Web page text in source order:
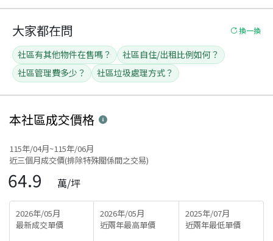
大家都在問 換一換
社區有其他物件在售嗎？
社區自住/出租比例如何？
社區管理費多少？
社區垃圾處理方式？
本社區成交價格
115年/04月~115年/06月
近三個月成交價(排除特殊關係間之交易)
64.9 萬/坪
2026年/05月
最新成交單價
2026年/05月
近兩年最高單價
2025年/07月
近兩年最低單價